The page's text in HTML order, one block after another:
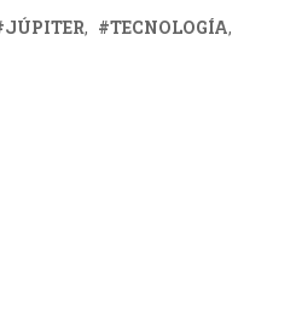
JÚPITER
TECNOLOGÍA